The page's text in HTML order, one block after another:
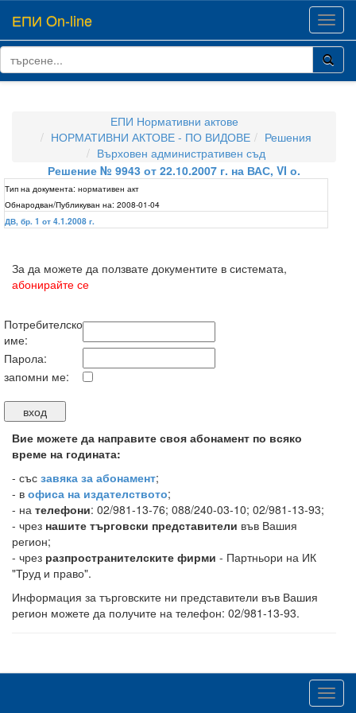
ЕПИ On-line
ЕПИ Нормативни актове
НОРМАТИВНИ АКТОВЕ - ПО ВИДОВЕ
Решения
Върховен административен съд
Решение № 9943 от 22.10.2007 г. на ВАС, VI о.
Тип на документа: нормативен акт
Обнародван/Публикуван на: 2008-01-04
ДВ, бр. 1 от 4.1.2008 г.
За да можете да ползвате документите в системата,
абонирайте се
Потребителско
име:
Парола:
запомни ме:
Вие можете да направите своя абонамент по всяко
време на годината:
- със завяка за абонамент;
- в офиса на издателството;
- на телефони: 02/981-13-76; 088/240-03-10; 02/981-13-93;
- чрез нашите търговски представители във Вашия
регион;
- чрез разпространителските фирми - Партньори на ИК
"Труд и право".
Информация за търговските ни представители във Вашия
регион можете да получите на телефон: 02/981-13-93.